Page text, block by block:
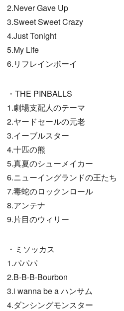
2.Never Gave Up
3.Sweet Sweet Crazy
4.Just Tonight
5.My Life
6.リフレインボーイ
・THE PINBALLS
1.劇場支配人のテーマ
2.ヤードセールの元老
3.イーブルスター
4.十匹の熊
5.真夏のシューメイカー
6.ニューイングランドの王たち
7.毒蛇のロックンロール
8.アンテナ
9.片目のウィリー
・ミソッカス
1.パパパ
2.B-B-B-Bourbon
3.i wanna be a ハンサム
4.ダンシングモンスター